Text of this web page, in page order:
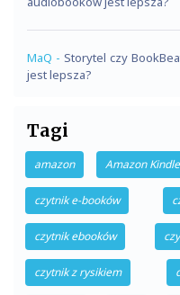
MaQ - Storytel czy
jest lepsza?
Tagi
amazon Amazon Kindle
czytnik e-booków
czytnik ebooków
czytnik z rysikiem